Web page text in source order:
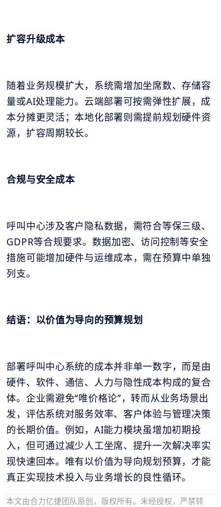
扩容升级成本
随着业务规模扩大，系统需增加坐席数、存储容
量或AI处理能力。云端部署可按需弹性扩展，成
本分摊更灵活；本地化部署则需提前规划硬件资
源，扩容周期较长。
合规与安全成本
呼叫中心涉及客户隐私数据，需符合等保三级、
GDPR等合规要求。数据加密、访问控制等安全
措施可能增加硬件与运维成本，需在预算中单独
列支。
结语：以价值为导向的预算规划
部署呼叫中心系统的成本并非单一数字，而是由
硬件、软件、通信、人力与隐性成本构成的复合
体。企业需避免“唯价格论”，转而从业务场景出
发，评估系统对服务效率、客户体验与管理决策
的长期价值。例如，AI能力模块虽增加初期投
入，但可通过减少人工坐席、提升一次解决率实
现快速回本。唯有以价值为导向规划预算，才能
真正实现技术投入与业务增长的良性循环。
本文由合力亿捷团队原创，版权所有。未经授权，严禁转